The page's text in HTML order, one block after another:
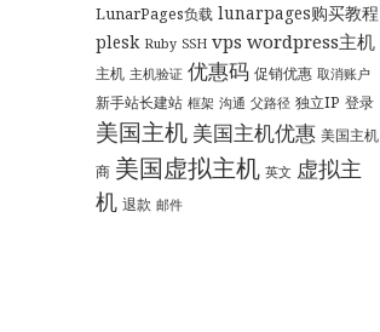
LunarPages负载 lunarpages购买教程
plesk Ruby SSH vps wordpress主机
主机 主机验证 优惠码 促销优惠 取消账户
新手站长建站 框架 沟通 父路径 独立IP 登录
美国主机 美国主机优惠 美国主机
商 美国虚拟主机 英文 虚拟主
机 退款 邮件